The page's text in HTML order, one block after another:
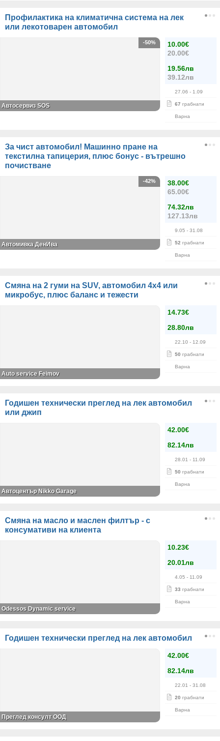
Профилактика на климатична система на лек
или лекотоварен автомобил
10.00€
20.00€
19.56лв
39.12лв
27.06 - 1.09
67 грабнати
Варна
-50%
Автосервиз SOS
За чист автомобил! Машинно пране на
текстилна тапицерия, плюс бонус - вътрешно
почистване
38.00€
65.00€
74.32лв
127.13лв
9.05 - 31.08
52 грабнати
Варна
-42%
Автомивка ДенИва
Смяна на 2 гуми на SUV, автомобил 4x4 или
микробус, плюс баланс и тежести
14.73€
28.80лв
22.10 - 12.09
50 грабнати
Варна
Auto service Feimov
Годишен технически преглед на лек автомобил
или джип
42.00€
82.14лв
28.01 - 11.09
50 грабнати
Варна
Автоцентър Nikko Garage
Смяна на масло и маслен филтър - с
консумативи на клиента
10.23€
20.01лв
4.05 - 11.09
33 грабнати
Варна
Odessos Dynamic service
Годишен технически преглед на лек автомобил
42.00€
82.14лв
22.01 - 31.08
20 грабнати
Варна
Преглед консулт ООД